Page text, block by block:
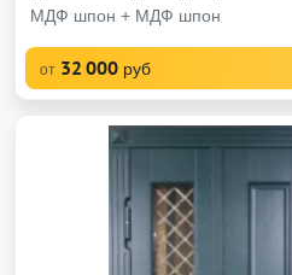
МДФ шпон + МДФ шпон
от 32 000 руб